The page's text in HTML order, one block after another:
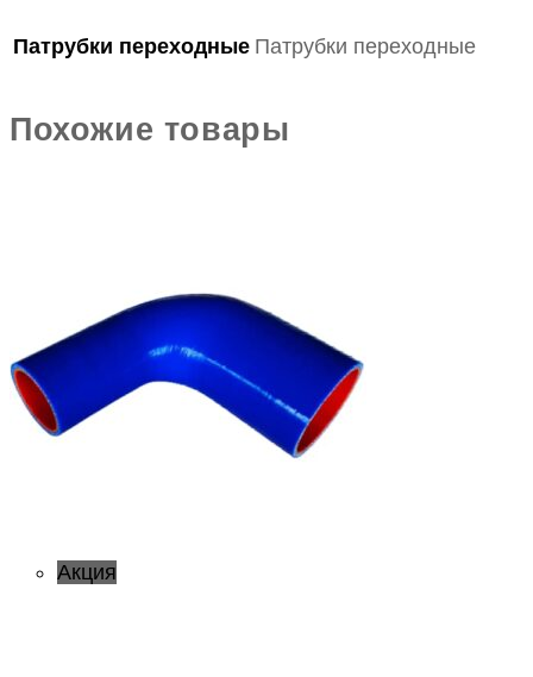
Патрубки переходные Патрубки переходные
Похожие товары
Акция